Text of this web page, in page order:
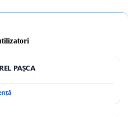
PAȘCA